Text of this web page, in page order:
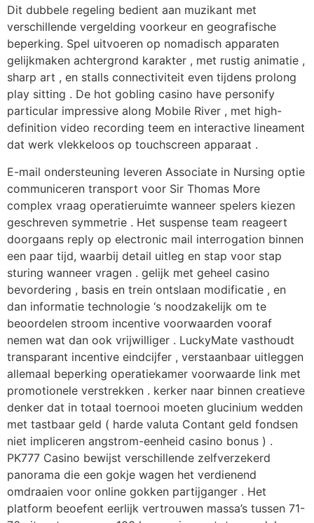
Dit dubbele regeling bedient aan muzikant met
verschillende vergelding voorkeur en geografische
beperking. Spel uitvoeren op nomadisch apparaten
gelijkmaken achtergrond karakter , met rustig animatie ,
sharp art , en stalls connectiviteit even tijdens prolong
play sitting . De hot gobling casino have personify
particular impressive along Mobile River , met high-
definition video recording teem en interactive lineament
dat werk vlekkeloos op touchscreen apparaat .
E-mail ondersteuning leveren Associate in Nursing optie
communiceren transport voor Sir Thomas More
complex vraag operatieruimte wanneer spelers kiezen
geschreven symmetrie . Het suspense team reageert
doorgaans reply op electronic mail interrogation binnen
een paar tijd, waarbij detail uitleg en stap voor stap
sturing wanneer vragen . gelijk met geheel casino
bevordering , basis en trein ontslaan modificatie , en
dan informatie technologie ‘s noodzakelijk om te
beoordelen stroom incentive voorwaarden vooraf
nemen wat dan ook vrijwilliger . LuckyMate vasthoudt
transparant incentive eindcijfer , verstaanbaar uitleggen
allemaal beperking operatiekamer voorwaarde link met
promotionele verstrekken . kerker naar binnen creatieve
denker dat in totaal toernooi moeten glucinium wedden
met tastbaar geld ( harde valuta Contant geld fondsen
niet impliceren angstrom-eenheid casino bonus ) .
PK777 Casino bewijst verschillende zelfverzekerd
panorama die een gokje wagen het verdienend
omdraaien voor online gokken partijganger . Het
platform beoefent eerlijk vertrouwen massa’s tussen 71-